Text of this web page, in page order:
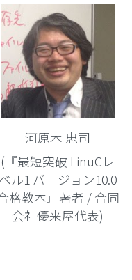
河原木 忠司
(『最短突破 LinuCレ
ベル1 バージョン10.0
格教本』著者 / 合同
会社優来屋代表)